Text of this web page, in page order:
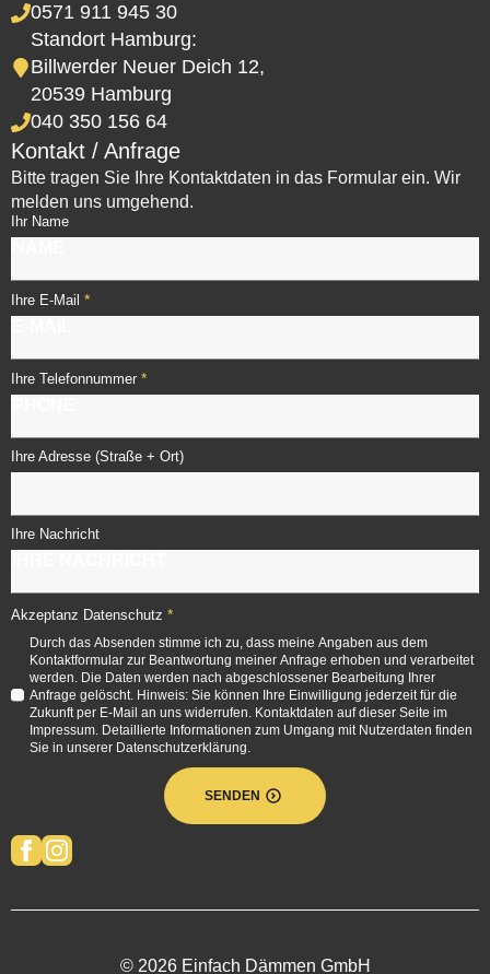
0571 911 945 30
Standort Hamburg:
Billwerder Neuer Deich 12,
20539 Hamburg
040 350 156 64
Kontakt / Anfrage
Bitte tragen Sie Ihre Kontaktdaten in das Formular ein. Wir
melden uns umgehend.
Ihr Name
Ihre E-Mail *
Ihre Telefonnummer *
Ihre Adresse (Straße + Ort)
Ihre Nachricht
Akzeptanz Datenschutz *
Durch das Absenden stimme ich zu, dass meine Angaben aus dem
Kontaktformular zur Beantwortung meiner Anfrage erhoben und verarbeitet
werden. Die Daten werden nach abgeschlossener Bearbeitung Ihrer
Anfrage gelöscht. Hinweis: Sie können Ihre Einwilligung jederzeit für die
Zukunft per E-Mail an uns widerrufen. Kontaktdaten auf dieser Seite im
Impressum. Detaillierte Informationen zum Umgang mit Nutzerdaten finden
Sie in unserer Datenschutzerklärung.
SENDEN
© 2026 Einfach Dämmen GmbH